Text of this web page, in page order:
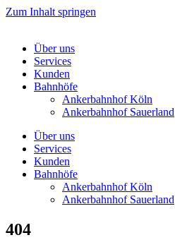
Zum Inhalt springen
Über uns
Services
Kunden
Bahnhöfe
Ankerbahnhof Köln
Ankerbahnhof Sauerland
Über uns
Services
Kunden
Bahnhöfe
Ankerbahnhof Köln
Ankerbahnhof Sauerland
404